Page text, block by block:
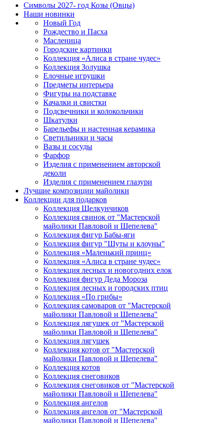
Символы 2027- год Козы (Овцы)
Наши новинки
Новый Год
Рождество и Пасха
Масленица
Городские картинки
Коллекция «Алиса в стране чудес»
Коллекция Золушка
Елочные игрушки
Предметы интерьера
Фигуры на подставке
Качалки и свистки
Подсвечники и колокольчики
Шкатулки
Барельефы и настенная керамика
Светильники и часы
Вазы и сосуды
Фарфор
Изделия с применением авторской
деколи
Изделия с применением глазури
Лучшие композиции майолики
Коллекции для подарков
Коллекция Щелкунчиков
Коллекция свинок от "Мастерской
майолики Павловой и Шепелева"
Коллекция фигур Бабы-яги
Коллекция фигур "Шуты и клоуны"
Коллекция «Маленький принц»
Коллекция «Алиса в стране чудес»
Коллекция лесных и новогодних елок
Коллекция фигур Деда Мороза
Коллекция лесных и городских птиц
Коллекция «По грибы»
Коллекция самоваров от "Мастерской
майолики Павловой и Шепелева"
Коллекция лягушек от "Мастерской
майолики Павловой и Шепелева"
Коллекция лягушек
Коллекция котов от "Мастерской
майолики Павловой и Шепелева"
Коллекция котов
Коллекция снеговиков
Коллекция снеговиков от "Мастерской
майолики Павловой и Шепелева"
Коллекция ангелов
Коллекция ангелов от "Мастерской
майолики Павловой и Шепелева"